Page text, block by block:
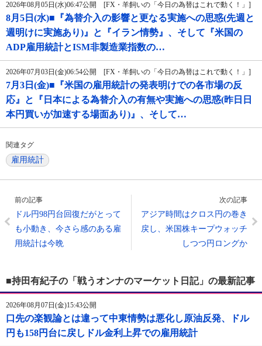
2026年08月05日(水)06:47公開 [FX・羊飼いの「今日の為替はこれで動く！」]
8月5日(水)■『為替介入の影響と更なる実施への思惑(先週と
週明けに実施あり)』と『イラン情勢』、そして『米国の
ADP雇用統計とISM非製造業指数の…
2026年07月03日(金)06:54公開 [FX・羊飼いの「今日の為替はこれで動く！」]
7月3日(金)■『米国の雇用統計の発表明けでの各市場の反
応』と『日本による為替介入の有無や実施への思惑(昨日日
本円買いが加速する場面あり)』、そして…
関連タグ
雇用統計
前の記事
ドル円98円台回復だがとって
も小動き、今さら感のある雇
用統計は今晩
次の記事
アジア時間はクロス円の巻き
戻し、米国株キープウォッチ
しつつ円ロングか
■持田有紀子の「戦うオンナのマーケット日記」の最新記事
2026年08月07日(金)15:43公開
口先の楽観論とは違って中東情勢は悪化し原油反発、ドル
円も158円台に戻しドル金利上昇での雇用統計